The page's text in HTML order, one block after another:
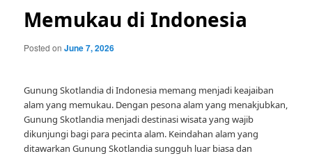
Memukau di Indonesia
Posted onJune 7, 2026
Gunung Skotlandia di Indonesia memang menjadi keajaiban
alam yang memukau. Dengan pesona alam yang menakjubkan,
Gunung Skotlandia menjadi destinasi wisata yang wajib
dikunjungi bagi para pecinta alam. Keindahan alam yang
ditawarkan Gunung Skotlandia sungguh luar biasa dan